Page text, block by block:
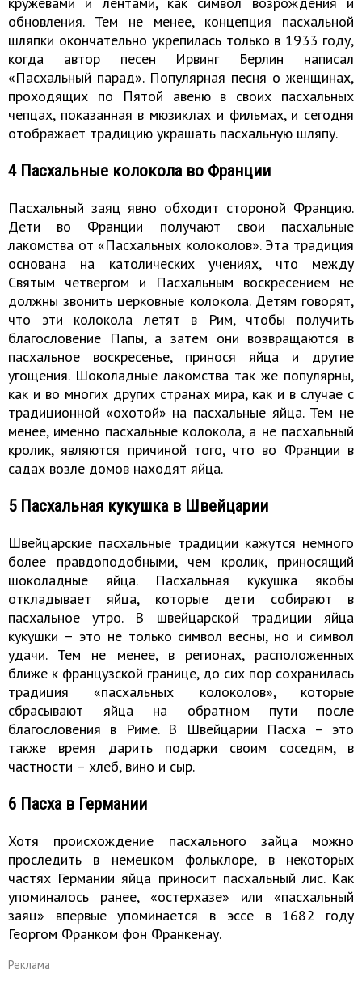
обновления. Тем не менее, концепция пасхальной
шляпки окончательно укрепилась только в 1933 году,
когда автор песен Ирвинг Берлин написал
«Пасхальный парад». Популярная песня о женщинах,
проходящих по Пятой авеню в своих пасхальных
чепцах, показанная в мюзиклах и фильмах, и сегодня
отображает традицию украшать пасхальную шляпу.
4 Пасхальные колокола во Франции
Пасхальный заяц явно обходит стороной Францию.
Дети во Франции получают свои пасхальные
лакомства от «Пасхальных колоколов». Эта традиция
основана на католических учениях, что между
Святым четвергом и Пасхальным воскресением не
должны звонить церковные колокола. Детям говорят,
что эти колокола летят в Рим, чтобы получить
благословение Папы, а затем они возвращаются в
пасхальное воскресенье, принося яйца и другие
угощения. Шоколадные лакомства так же популярны,
как и во многих других странах мира, как и в случае с
традиционной «охотой» на пасхальные яйца. Тем не
менее, именно пасхальные колокола, а не пасхальный
кролик, являются причиной того, что во Франции в
садах возле домов находят яйца.
5 Пасхальная кукушка в Швейцарии
Швейцарские пасхальные традиции кажутся немного
более правдоподобными, чем кролик, приносящий
шоколадные яйца. Пасхальная кукушка якобы
откладывает яйца, которые дети собирают в
пасхальное утро. В швейцарской традиции яйца
кукушки – это не только символ весны, но и символ
удачи. Тем не менее, в регионах, расположенных
ближе к французской границе, до сих пор сохранилась
традиция «пасхальных колоколов», которые
сбрасывают яйца на обратном пути после
благословения в Риме. В Швейцарии Пасха – это
также время дарить подарки своим соседям, в
частности – хлеб, вино и сыр.
6 Пасха в Германии
Хотя происхождение пасхального зайца можно
проследить в немецком фольклоре, в некоторых
частях Германии яйца приносит пасхальный лис. Как
упоминалось ранее, «остерхазе» или «пасхальный
заяц» впервые упоминается в эссе в 1682 году
Георгом Франком фон Франкенау.
Реклама